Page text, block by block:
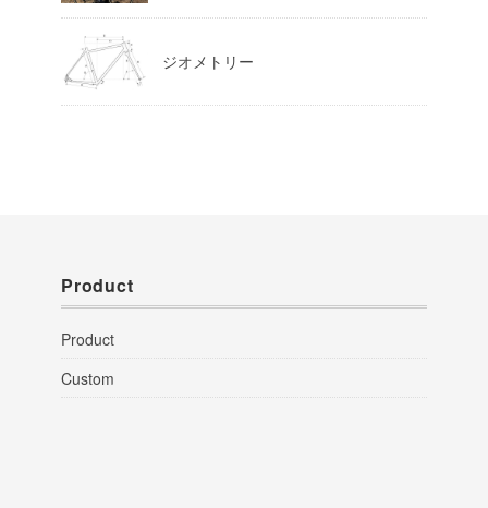
ジオメトリー
Product
Product
Custom